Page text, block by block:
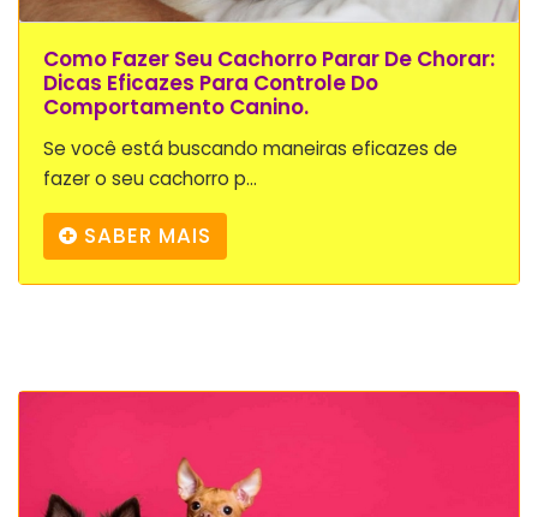
Como Fazer Seu Cachorro Parar De Chorar:
Dicas Eficazes Para Controle Do
Comportamento Canino.
Se você está buscando maneiras eficazes de
fazer o seu cachorro p...
SABER MAIS